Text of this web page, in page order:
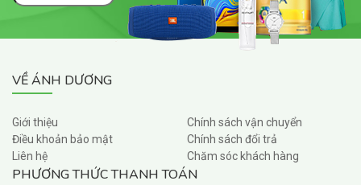
VỀ ÁNH DƯƠNG
Giới thiệu
Điều khoản bảo mật
Liên hệ
Chính sách vận chuyển
Chính sách đổi trả
Chăm sóc khách hàng
PHƯƠNG THỨC THANH TOÁN